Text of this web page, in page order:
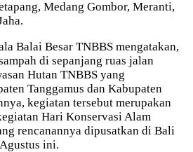
Medang Gombor, Meranti,
Balai Besar TNBBS mengatakan,
di sepanjang ruas jalan
Hutan TNBBS yang
Tanggamus dan Kabupaten
kegiatan tersebut merupakan
Hari Konservasi Alam
rencanannya dipusatkan di Bali
ini.